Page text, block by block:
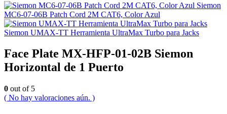
Siemon
MC6-07-06B Patch Cord 2M CAT6, Color Azul
Siemon UMAX-TT Herramienta UltraMax Turbo para Jacks
Face Plate MX-HFP-01-02B Siemon
Horizontal de 1 Puerto
0 out of 5
( No hay valoraciones aún. )